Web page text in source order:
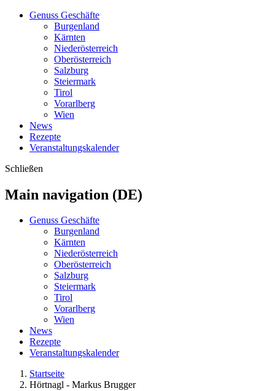
Genuss Geschäfte
Burgenland
Kärnten
Niederösterreich
Oberösterreich
Salzburg
Steiermark
Tirol
Vorarlberg
Wien
News
Rezepte
Veranstaltungskalender
Schließen
Main navigation (DE)
Genuss Geschäfte
Burgenland
Kärnten
Niederösterreich
Oberösterreich
Salzburg
Steiermark
Tirol
Vorarlberg
Wien
News
Rezepte
Veranstaltungskalender
Startseite
Hörtnagl - Markus Brugger